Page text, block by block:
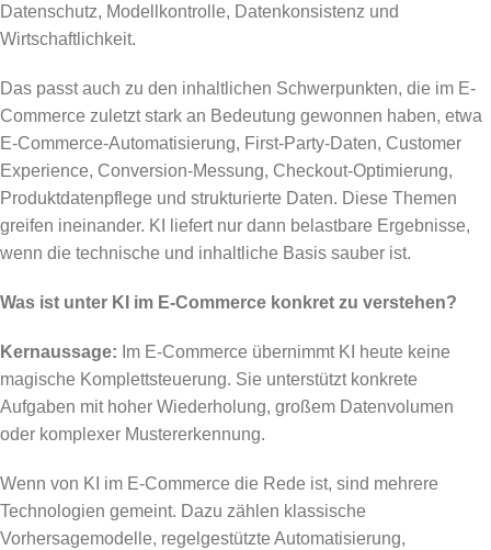
Datenschutz, Modellkontrolle, Datenkonsistenz und
Wirtschaftlichkeit.
Das passt auch zu den inhaltlichen Schwerpunkten, die im E-
Commerce zuletzt stark an Bedeutung gewonnen haben, etwa
E-Commerce-Automatisierung, First-Party-Daten, Customer
Experience, Conversion-Messung, Checkout-Optimierung,
Produktdatenpflege und strukturierte Daten. Diese Themen
greifen ineinander. KI liefert nur dann belastbare Ergebnisse,
wenn die technische und inhaltliche Basis sauber ist.
Was ist unter KI im E-Commerce konkret zu verstehen?
Kernaussage: Im E-Commerce übernimmt KI heute keine
magische Komplettsteuerung. Sie unterstützt konkrete
Aufgaben mit hoher Wiederholung, großem Datenvolumen
oder komplexer Mustererkennung.
Wenn von KI im E-Commerce die Rede ist, sind mehrere
Technologien gemeint. Dazu zählen klassische
Vorhersagemodelle, regelgestützte Automatisierung,